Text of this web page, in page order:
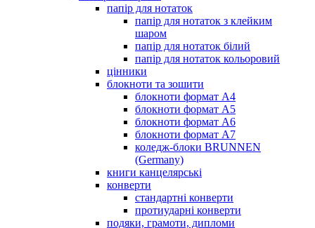
папір для нотаток
папір для нотаток з клейким
шаром
папір для нотаток білий
папір для нотаток кольоровий
цінники
блокноти та зошити
блокноти формат А4
блокноти формат А5
блокноти формат А6
блокноти формат А7
коледж-блоки BRUNNEN
(Germany)
книги канцелярські
конверти
стандартні конверти
протиударні конверти
подяки, грамоти, дипломи